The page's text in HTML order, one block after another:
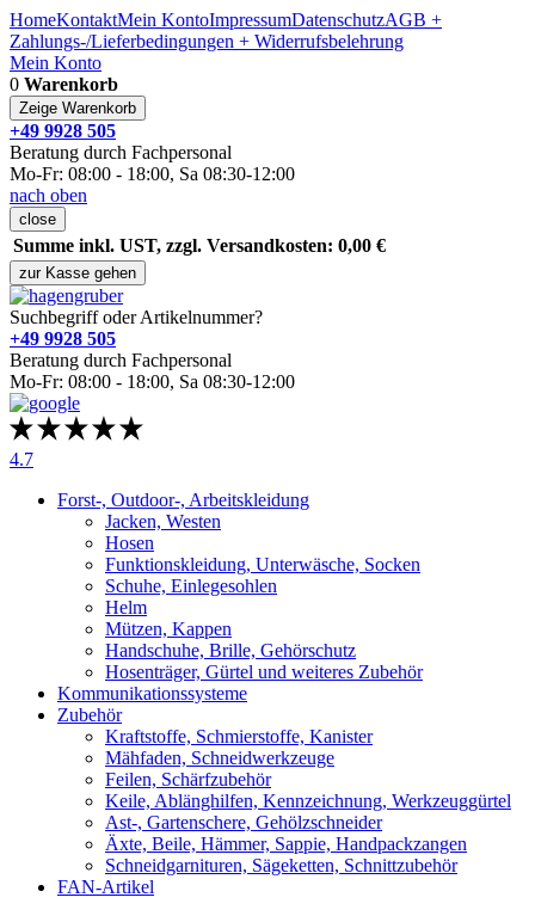
HomeKontaktMein KontoImpressumDatenschutzAGB +
Zahlungs-/Lieferbedingungen + Widerrufsbelehrung
Mein Konto
0 Warenkorb
Zeige Warenkorb
+49 9928 505
Beratung durch Fachpersonal
Mo-Fr: 08:00 - 18:00, Sa 08:30-12:00
nach oben
close
Summe inkl. UST, zzgl. Versandkosten: 0,00 €
zur Kasse gehen
Suchbegriff oder Artikelnummer?
+49 9928 505
Beratung durch Fachpersonal
Mo-Fr: 08:00 - 18:00, Sa 08:30-12:00
4.7
Forst-, Outdoor-, Arbeitskleidung
Jacken, Westen
Hosen
Funktionskleidung, Unterwäsche, Socken
Schuhe, Einlegesohlen
Helm
Mützen, Kappen
Handschuhe, Brille, Gehörschutz
Hosenträger, Gürtel und weiteres Zubehör
Kommunikationssysteme
Zubehör
Kraftstoffe, Schmierstoffe, Kanister
Mähfaden, Schneidwerkzeuge
Feilen, Schärfzubehör
Keile, Ablänghilfen, Kennzeichnung, Werkzeuggürtel
Ast-, Gartenschere, Gehölzschneider
Äxte, Beile, Hämmer, Sappie, Handpackzangen
Schneidgarnituren, Sägeketten, Schnittzubehör
FAN-Artikel